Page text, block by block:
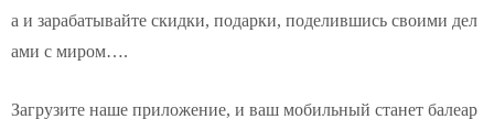
a и зарабатывайте скидки, подарки, поделившись своими дел
ами с миром….
Загрузите наше приложение, и ваш мобильный станет балеар